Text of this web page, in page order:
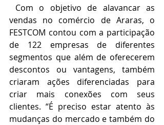
vendas no comércio de Araras, o
FESTCOM contou com a participação
de 122 empresas de diferentes
segmentos que além de oferecerem
descontos ou vantagens, também
criaram ações diferenciadas para
criar mais conexões com seus
clientes. “É preciso estar atento às
mudanças do mercado e também do